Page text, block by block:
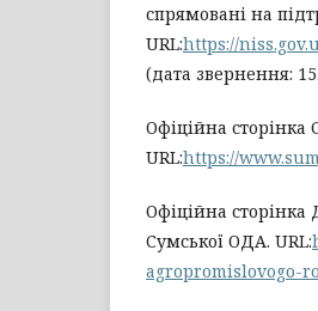
спрямовані на
URL:https://
(дата звернення:
Офіційна сторінка
URL:https://
Офіційна
Сумської ОДА. URL:
agropromislovogo-